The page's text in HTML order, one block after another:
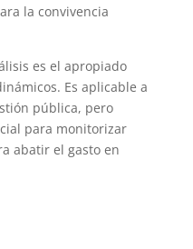
la convivencia
es el apropiado
Es aplicable a
pública, pero
para monitorizar
abatir el gasto en